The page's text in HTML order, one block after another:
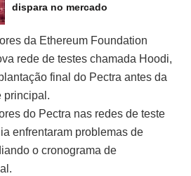
dispara no mercado
da Ethereum Foundation
rede de testes chamada Hoodi,
final do Pectra antes da
principal.
do Pectra nas redes de teste
enfrentaram problemas de
o cronograma de